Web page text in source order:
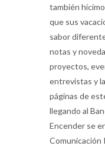
también
que sus
sabor
notas y
proyectos,
entrevistas y
páginas de
llegando al
Encender se
Comunicación